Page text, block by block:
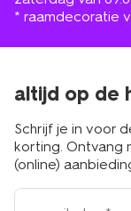
* raamdecoratie
altijd op de
Schrijf je in voor
korting. Ontvang
(online)
e-